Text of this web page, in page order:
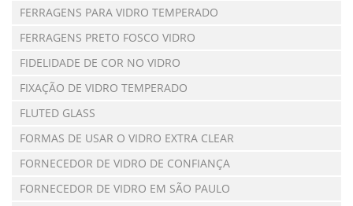
FERRAGENS PARA VIDRO TEMPERADO
FERRAGENS PRETO FOSCO VIDRO
FIDELIDADE DE COR NO VIDRO
FIXAÇÃO DE VIDRO TEMPERADO
FLUTED GLASS
FORMAS DE USAR O VIDRO EXTRA CLEAR
FORNECEDOR DE VIDRO DE CONFIANÇA
FORNECEDOR DE VIDRO EM SÃO PAULO